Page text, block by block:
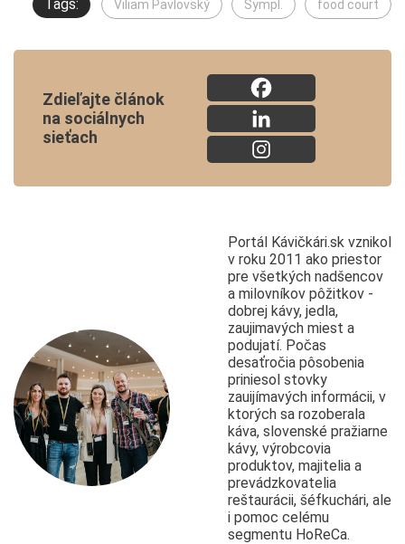
Tags: Viliam Pavlovský Sympl. food court
Zdieľajte článok
na sociálnych
sieťach
Portál Kávičkári.sk vznikol
v roku 2011 ako priestor
pre všetkých nadšencov
a milovníkov pôžitkov -
dobrej kávy, jedla,
zaujimavých miest a
podujatí. Počas
desaťročia pôsobenia
priniesol stovky
zauijímavých informácii, v
ktorých sa rozoberala
káva, slovenské pražiarne
kávy, výrobcovia
produktov, majitelia a
prevádzkovatelia
reštaurácii, šéfkuchári, ale
i pomoc celému
segmentu HoReCa.